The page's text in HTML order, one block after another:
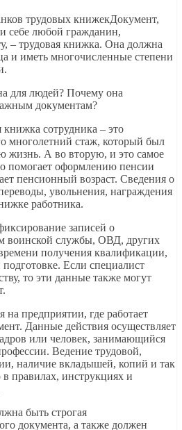
Документ,
себе любой гражданин,
– трудовая книжка. Она должна
и иметь многочисленные степени
для людей? Почему она
документам?
сотрудника – это
многолетний стаж, который был
жизнь. А во вторую, и это самое
помогает оформлению пенсии
пенсионный возраст. Сведения о
увольнения, награждения
работника.
записей о
воинской службы, ОВД, других
получения квалификации,
Если специалист
то эти данные также могут
предприятии, где работает
Данные действия осуществляет
или человек, занимающийся
Ведение трудовой,
наличие вкладышей, копий и так
в правилах, инструкциях и
быть строгая
документа, а также должен